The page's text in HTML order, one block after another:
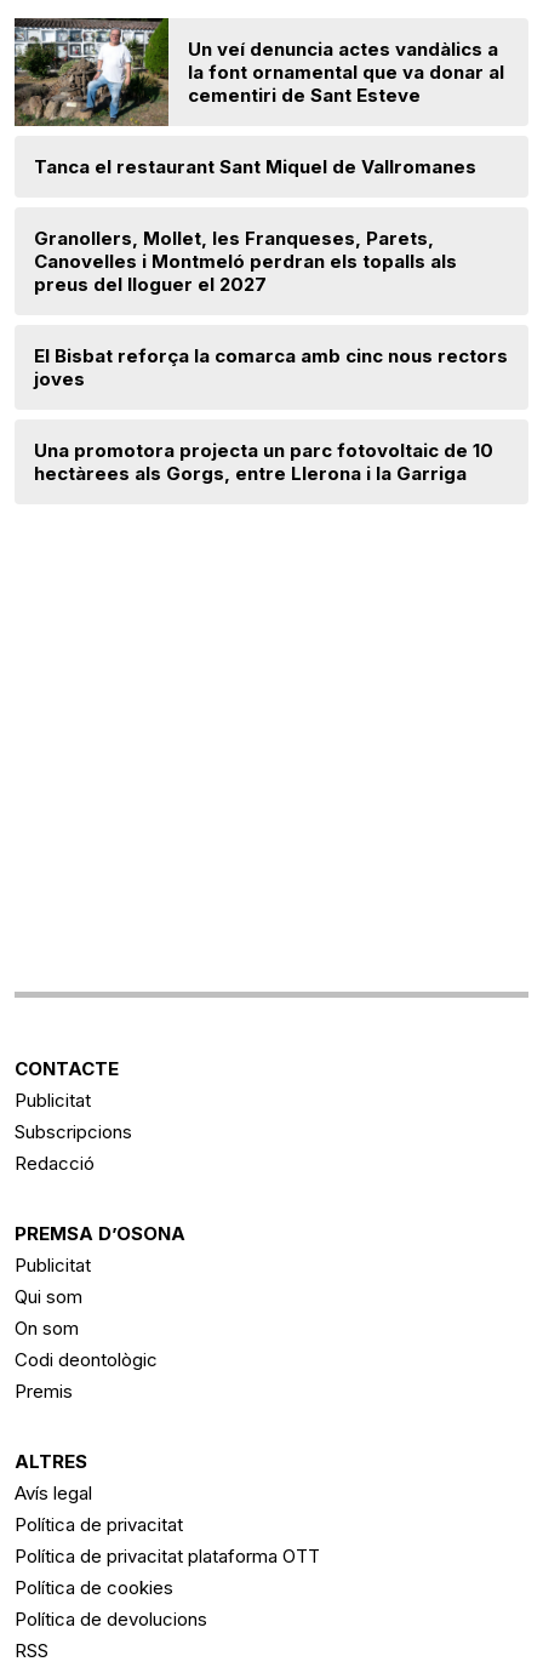
Un veí denuncia actes vandàlics a
la font ornamental que va donar al
cementiri de Sant Esteve
Tanca el restaurant Sant Miquel de Vallromanes
Granollers, Mollet, les Franqueses, Parets,
Canovelles i Montmeló perdran els topalls als
preus del lloguer el 2027
El Bisbat reforça la comarca amb cinc nous rectors
joves
Una promotora projecta un parc fotovoltaic de 10
hectàrees als Gorgs, entre Llerona i la Garriga
CONTACTE
Publicitat
Subscripcions
Redacció
PREMSA D’OSONA
Publicitat
Qui som
On som
Codi deontològic
Premis
ALTRES
Avís legal
Política de privacitat
Política de privacitat plataforma OTT
Política de cookies
Política de devolucions
RSS